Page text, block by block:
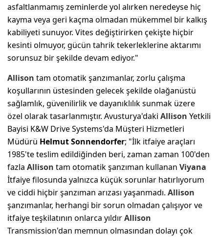
asfaltlanmamış zeminlerde yol alırken neredeyse hiç
kayma veya geri kaçma olmadan mükemmel bir kalkış
kabiliyeti sunuyor. Vites değiştirirken çekişte hiçbir
kesinti olmuyor, gücün tahrik tekerleklerine aktarımı
sorunsuz bir şekilde devam ediyor."
Allison tam otomatik şanzımanlar, zorlu çalışma
koşullarının üstesinden gelecek şekilde olağanüstü
sağlamlık, güvenilirlik ve dayanıklılık sunmak üzere
özel olarak tasarlanmıştır. Avusturya'daki Allison Yetkili
Bayisi K&W Drive Systems'da Müşteri Hizmetleri
Müdürü Helmut Sonnendorfer; "İlk itfaiye araçları
1985'te teslim edildiğinden beri, zaman zaman 100'den
fazla Allison tam otomatik şanzıman kullanan Viyana
İtfaiye filosunda yalnızca küçük sorunlar hatırlıyorum
ve ciddi hiçbir şanzıman arızası yaşanmadı. Allison
şanzımanlar, herhangi bir sorun olmadan çalışıyor ve
itfaiye teşkilatının onlarca yıldırAllison
Transmission'dan memnun olmasından dolayı çok